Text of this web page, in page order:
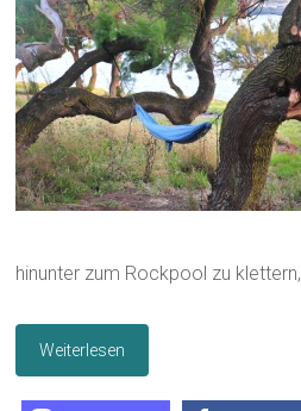
hinunter zum Rockpool zu klettern,
Weiterlesen